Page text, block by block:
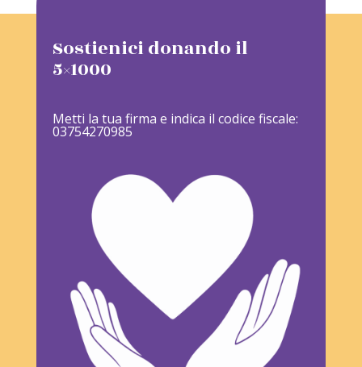
Sostienici donando il
5×1000
Metti la tua firma e indica il codice fiscale:
03754270985